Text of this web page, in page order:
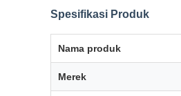
Spesifikasi Produk
Nama produk
Merek